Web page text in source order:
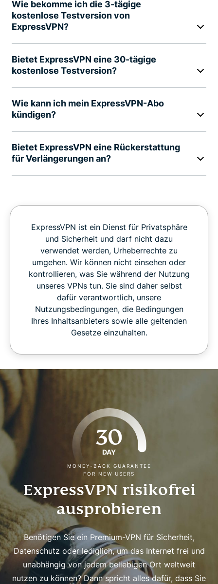
Wie bekomme ich die 3-tägige
kostenlose Testversion von
ExpressVPN?
Bietet ExpressVPN eine 30-tägige
kostenlose Testversion?
Wie kann ich mein ExpressVPN-Abo
kündigen?
Bietet ExpressVPN eine Rückerstattung
für Verlängerungen an?
ExpressVPN ist ein Dienst für Privatsphäre
und Sicherheit und darf nicht dazu
verwendet werden, Urheberrechte zu
umgehen. Wir können nicht einsehen oder
kontrollieren, was Sie während der Nutzung
unseres VPNs tun. Sie sind daher selbst
dafür verantwortlich, unsere
Nutzungsbedingungen, die Bedingungen
Ihres Inhaltsanbieters sowie alle geltenden
Gesetze einzuhalten.
30
DAY
MONEY-BACK GUARANTEE
FOR NEW USERS
ExpressVPN risikofrei
ausprobieren
Benötigen Sie ein Premium-VPN für Sicherheit,
Datenschutz oder lediglich, um das Internet frei und
unabhängig von jedem beliebigen Ort weltweit
nutzen zu können? Dann spricht alles dafür, dass Sie